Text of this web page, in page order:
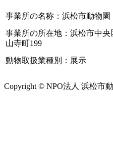
事業所の名称：浜松市動物園
事業所の所在地：浜松市中央
山寺町199
動物取扱業種別：展示
Copyright © NPO法人 浜松市